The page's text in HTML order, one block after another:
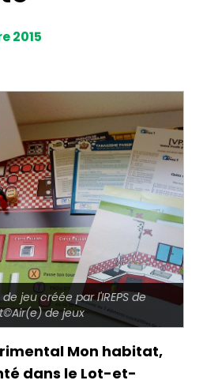
2015
jeu créée par l'IREPS de
de jeux
Mon habitat,
dans le Lot-et-